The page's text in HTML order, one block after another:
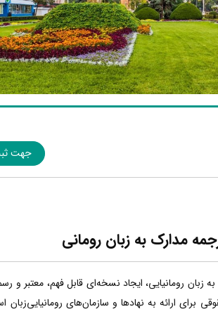
جهت
مدارک به زبان رومانی
زبان رومانیایی، ایجاد نسخه‌ای قابل فهم، معتبر و
برای ارائه به نهادها و سازمان‌های